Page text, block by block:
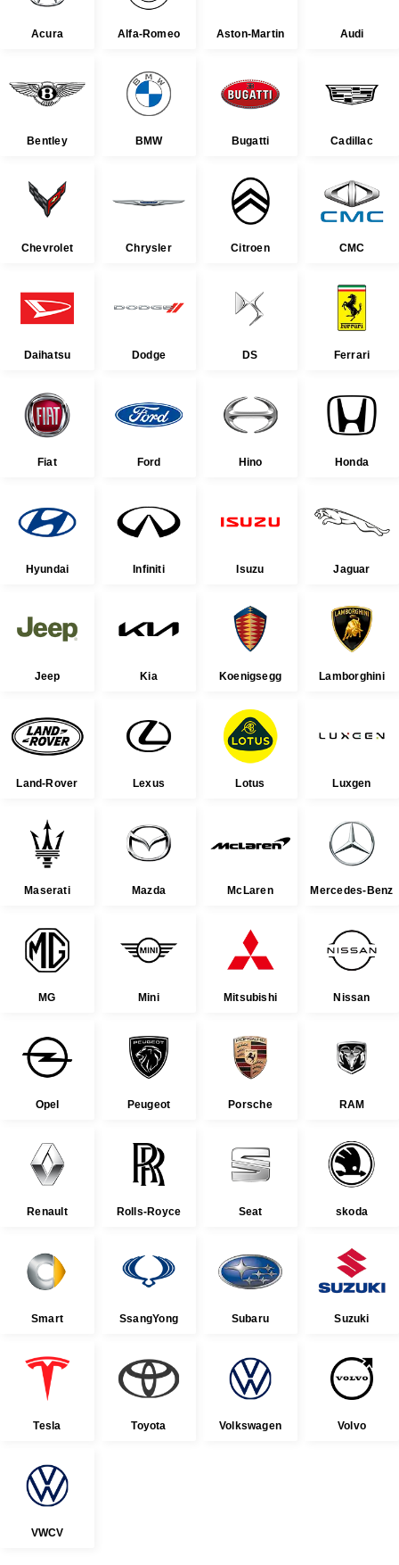
Acura Alfa-Romeo Aston-Martin Audi
Bentley BMW Bugatti Cadillac
Chevrolet Chrysler Citroen CMC
Daihatsu Dodge DS Ferrari
Fiat Ford Hino Honda
Hyundai Infiniti Isuzu Jaguar
Jeep Kia Koenigsegg Lamborghini
Land-Rover Lexus Lotus Luxgen
Maserati Mazda McLaren Mercedes-Benz
MG Mini Mitsubishi Nissan
Opel Peugeot Porsche RAM
Renault Rolls-Royce Seat skoda
Smart SsangYong Subaru Suzuki
Tesla Toyota Volkswagen Volvo
VWCV